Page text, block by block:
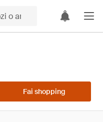
Fai shopping